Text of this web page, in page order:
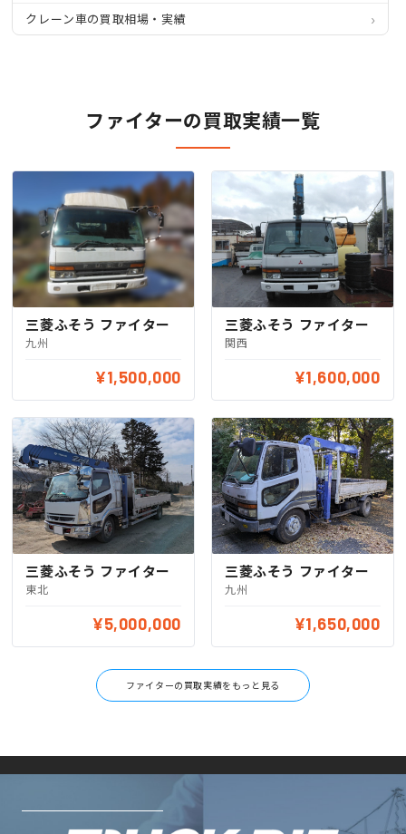
クレーン車の買取相場・実績
ファイターの買取実績一覧
三菱ふそう ファイター
九州
¥1,500,000
三菱ふそう ファイター
関西
¥1,600,000
三菱ふそう ファイター
東北
¥5,000,000
三菱ふそう ファイター
九州
¥1,650,000
ファイターの買取実績をもっと見る